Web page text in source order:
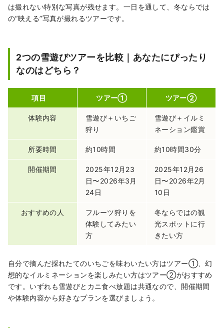
は撮れない特別な写真が残せます。一日を通して、冬ならでは
の“映える”写真が撮れるツアーです。
2つの雪遊びツアーを比較｜あなたにぴったり
なのはどちら？
項目 ツアー① ツアー②
体験内容
雪遊び＋いちご
狩り
雪遊び＋イルミ
ネーション鑑賞
所要時間 約10時間 約10時間30分
開催期間
2025年12月23
日〜2026年3月
24日
2025年12月26
日〜2026年2月
10日
おすすめの人
フルーツ狩りを
体験してみたい
方
冬ならではの観
光スポットに行
きたい方
自分で摘んだ採れたてのいちごを味わいたい方はツアー①、幻
想的なイルミネーションを楽しみたい方はツアー②がおすすめ
です。いずれも雪遊びとカニ食べ放題は共通なので、開催期間
や体験内容から好きなプランを選びましょう。